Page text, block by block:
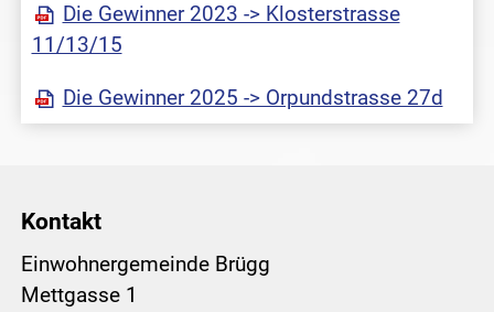
Die Gewinner 2023 -> Klosterstrasse
11/13/15
Die Gewinner 2025 -> Orpundstrasse 27d
Kontakt
Einwohnergemeinde Brügg
Mettgasse 1